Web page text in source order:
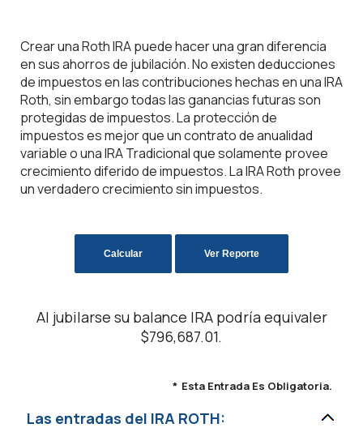
Crear una Roth IRA puede hacer una gran diferencia
en sus ahorros de jubilación. No existen deducciones
de impuestos en las contribuciones hechas en una IRA
Roth, sin embargo todas las ganancias futuras son
protegidas de impuestos. La protección de
impuestos es mejor que un contrato de anualidad
variable o una IRA Tradicional que solamente provee
crecimiento diferido de impuestos. La IRA Roth provee
un verdadero crecimiento sin impuestos.
Al jubilarse su balance IRA podría equivaler
$796,687.01.
* Esta Entrada Es Obligatoria.
Las entradas del IRA ROTH: